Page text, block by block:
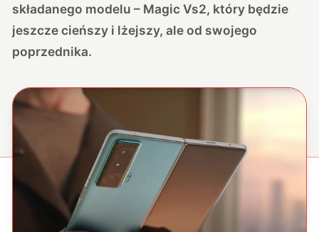
składanego modelu – Magic Vs2, który będzie
jeszcze cieńszy i lżejszy, ale od swojego
poprzednika.